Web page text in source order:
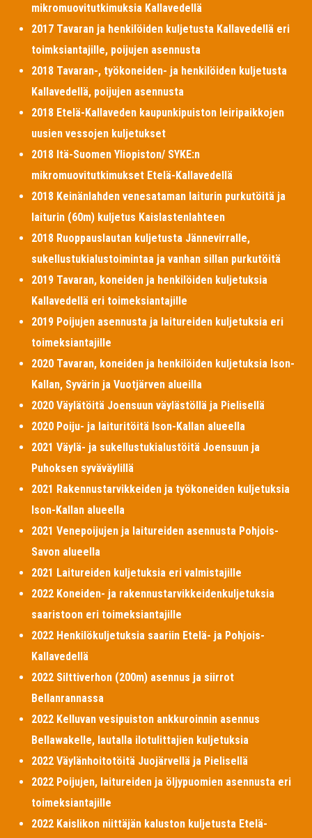
mikromuovitutkimuksia Kallavedellä
2017 Tavaran ja henkilöiden kuljetusta Kallavedellä eri
toimksiantajille, poijujen asennusta
2018 Tavaran-, työkoneiden- ja henkilöiden kuljetusta
Kallavedellä, poijujen asennusta
2018 Etelä-Kallaveden kaupunkipuiston leiripaikkojen
uusien vessojen kuljetukset
2018 Itä-Suomen Yliopiston/ SYKE:n
mikromuovitutkimukset Etelä-Kallavedellä
2018 Keinänlahden venesataman laiturin purkutöitä ja
laiturin (60m) kuljetus Kaislastenlahteen
2018 Ruoppauslautan kuljetusta Jännevirralle,
sukellustukialustoimintaa ja vanhan sillan purkutöitä
2019 Tavaran, koneiden ja henkilöiden kuljetuksia
Kallavedellä eri toimeksiantajille
2019 Poijujen asennusta ja laitureiden kuljetuksia eri
toimeksiantajille
2020 Tavaran, koneiden ja henkilöiden kuljetuksia Ison-
Kallan, Syvärin ja Vuotjärven alueilla
2020 Väylätöitä Joensuun väylästöllä ja Pielisellä
2020 Poiju- ja laituritöitä Ison-Kallan alueella
2021 Väylä- ja sukellustukialustöitä Joensuun ja
Puhoksen syväväylillä
2021 Rakennustarvikkeiden ja työkoneiden kuljetuksia
Ison-Kallan alueella
2021 Venepoijujen ja laitureiden asennusta Pohjois-
Savon alueella
2021 Laitureiden kuljetuksia eri valmistajille
2022 Koneiden- ja rakennustarvikkeidenkuljetuksia
saaristoon eri toimeksiantajille
2022 Henkilökuljetuksia saariin Etelä- ja Pohjois-
Kallavedellä
2022 Silttiverhon (200m) asennus ja siirrot
Bellanrannassa
2022 Kelluvan vesipuiston ankkuroinnin asennus
Bellawakelle, lautalla ilotulittajien kuljetuksia
2022 Väylänhoitotöitä Juojärvellä ja Pielisellä
2022 Poijujen, laitureiden ja öljypuomien asennusta eri
toimeksiantajille
2022 Kaislikon niittäjän kaluston kuljetusta Etelä-